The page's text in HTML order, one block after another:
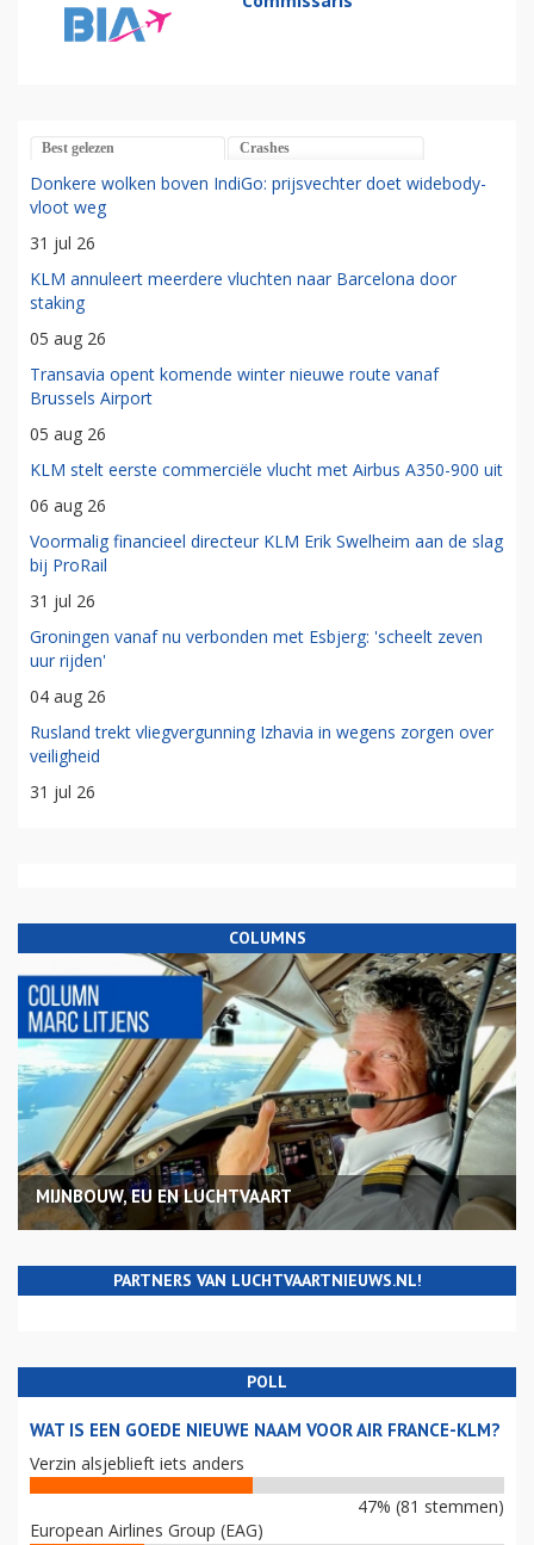
Best gelezen Crashes
Donkere wolken boven IndiGo: prijsvechter doet widebody-
vloot weg
31 jul 26
KLM annuleert meerdere vluchten naar Barcelona door
staking
05 aug 26
Transavia opent komende winter nieuwe route vanaf
Brussels Airport
05 aug 26
KLM stelt eerste commerciële vlucht met Airbus A350-900 uit
06 aug 26
Voormalig financieel directeur KLM Erik Swelheim aan de slag
bij ProRail
31 jul 26
Groningen vanaf nu verbonden met Esbjerg: 'scheelt zeven
uur rijden'
04 aug 26
Rusland trekt vliegvergunning Izhavia in wegens zorgen over
veiligheid
31 jul 26
COLUMNS
MIJNBOUW, EU EN LUCHTVAART
PARTNERS VAN LUCHTVAARTNIEUWS.NL!
POLL
WAT IS EEN GOEDE NIEUWE NAAM VOOR AIR FRANCE-KLM?
Verzin alsjeblieft iets anders
47% (81 stemmen)
European Airlines Group (EAG)